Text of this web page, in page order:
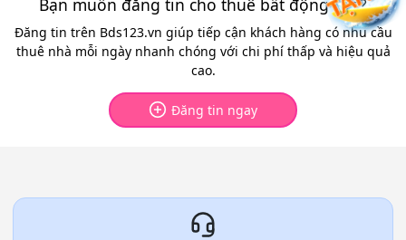
Bạn muốn đăng tin cho thuê bất động sản?
Đăng tin trên Bds123.vn giúp tiếp cận khách hàng có nhu cầu
thuê nhà mỗi ngày nhanh chóng với chi phí thấp và hiệu quả
cao.
Đăng tin ngay